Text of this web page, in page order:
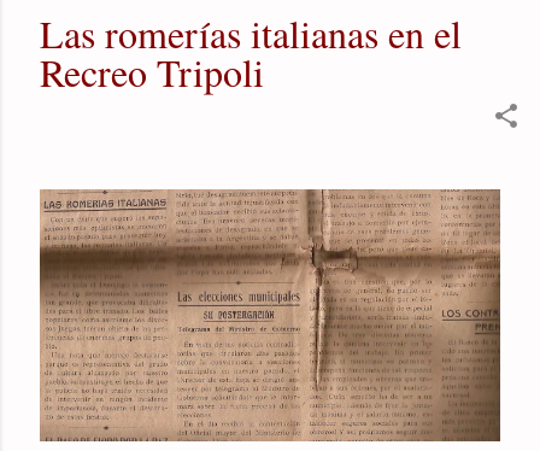
Las romerías italianas en el
Recreo Tripoli